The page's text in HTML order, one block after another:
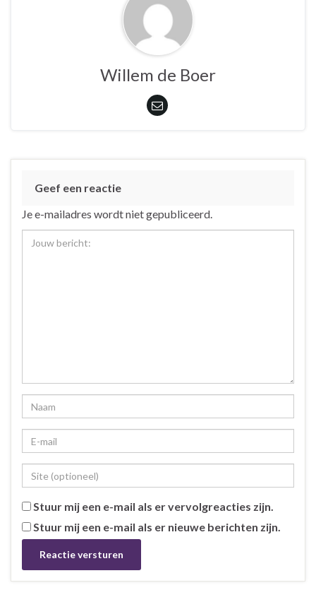
Willem de Boer
Geef een reactie
Je e-mailadres wordt niet gepubliceerd.
Stuur mij een e-mail als er vervolgreacties zijn.
Stuur mij een e-mail als er nieuwe berichten zijn.